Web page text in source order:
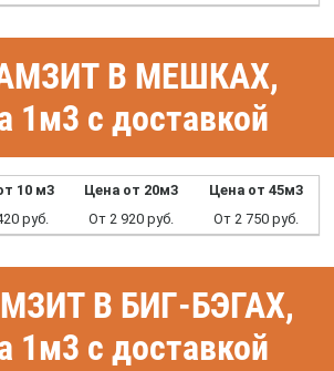
В МЕШКАХ,
1м3 с доставкой
10 м3 Цена от 20м3
Цена от 45м3
руб. От 2 920 руб. От 2 750 руб.
В БИГ-БЭГАХ,
1м3 с доставкой